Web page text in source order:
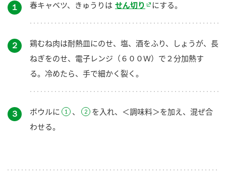
１ 春キャベツ、きゅうりは せん切り にする。
２
鶏むね肉は耐熱皿にのせ、塩、酒をふり、しょうが、長
ねぎをのせ、電子レンジ（６００Ｗ）で２分加熱す
る。冷めたら、手で細かく裂く。
３ ボウルに 、
を入れ、＜調味料＞を加え、混ぜ合
わせる。